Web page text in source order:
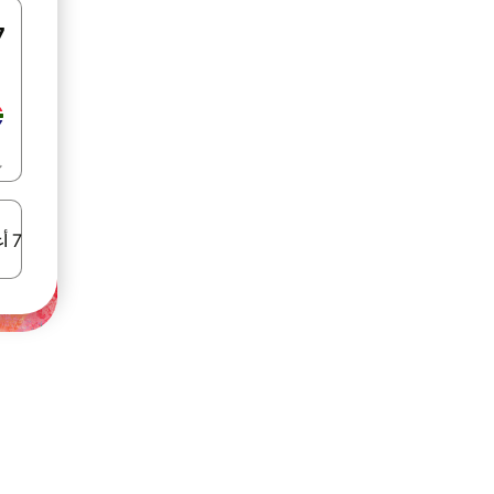
7 أغسطس 2026